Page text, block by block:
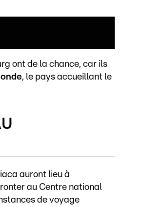
ont de la chance, car ils
, le pays accueillant le
auront lieu à
au Centre national
de voyage